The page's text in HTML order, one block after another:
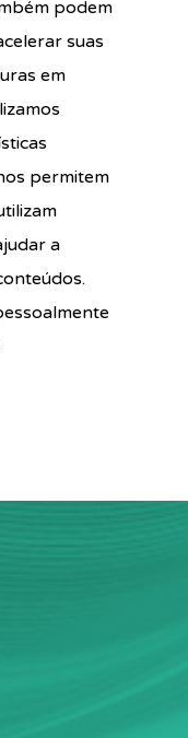
podem
suas
em
permitem
a